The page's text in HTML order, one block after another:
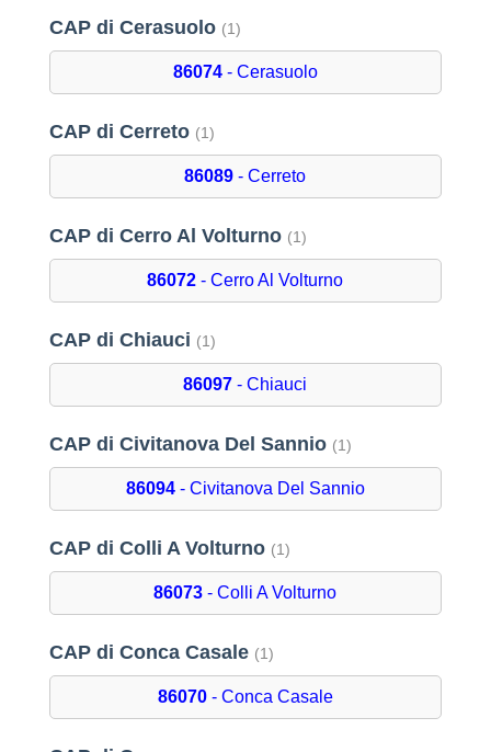
CAP di Cerasuolo (1)
86074- Cerasuolo
CAP di Cerreto (1)
86089 - Cerreto
CAP di Cerro Al Volturno (1)
86072 - Cerro Al Volturno
CAP di Chiauci (1)
86097 - Chiauci
CAP di Civitanova Del Sannio (1)
86094- Civitanova Del Sannio
CAP di Colli A Volturno (1)
86073 - Colli A Volturno
CAP di Conca Casale (1)
86070- Conca Casale